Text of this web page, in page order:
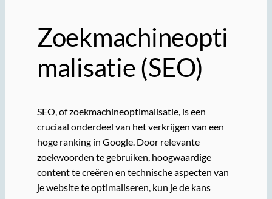
Zoekmachineopti
malisatie (SEO)
SEO, of zoekmachineoptimalisatie, is een
cruciaal onderdeel van het verkrijgen van een
hoge ranking in Google. Door relevante
zoekwoorden te gebruiken, hoogwaardige
content te creëren en technische aspecten van
je website te optimaliseren, kun je de kans